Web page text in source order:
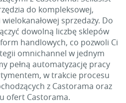
do kompleksowej,
sprzedaży. Do
dowolną liczbę sklepów
handlowych, co pozwoli Ci
omnichannel w jednym
pełną automatyzację pracy
w trakcie procesu
z Castorama oraz
ofert Castorama.